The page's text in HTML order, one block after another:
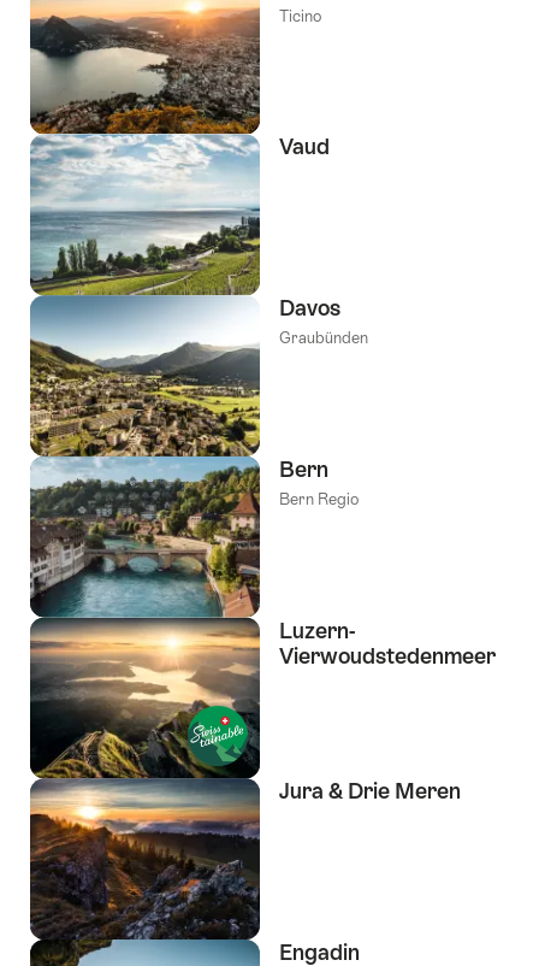
Ticino
Vaud
Davos
Graubünden
Bern
Bern Regio
Luzern-
Vierwoudstedenmeer
Jura & Drie Meren
Engadin